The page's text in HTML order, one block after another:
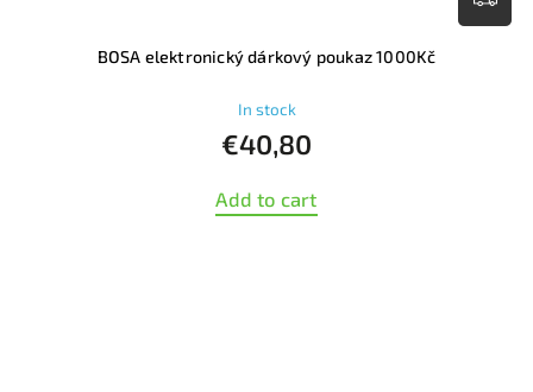
BOSA elektronický dárkový poukaz 1000Kč
In stock
€40,80
Add to cart